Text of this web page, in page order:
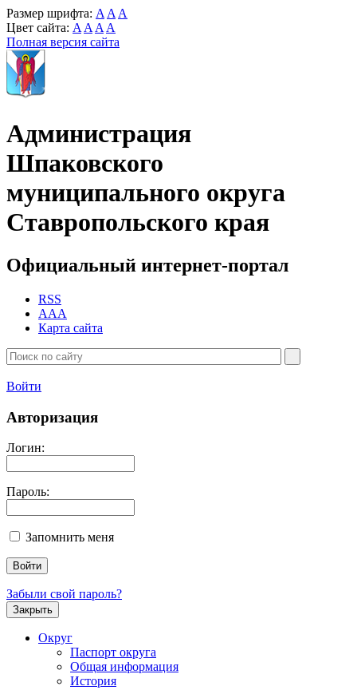
Размер шрифта: A A A
Цвет сайта: A A A A
Полная версия сайта
Администрация
Шпаковского
муниципального округа
Ставропольского края
Официальный интернет-портал
RSS
AAA
Карта сайта
Войти
Авторизация
Логин:
Пароль:
Запомнить меня
Забыли свой пароль?
Закрыть
Округ
Паспорт округа
Общая информация
История